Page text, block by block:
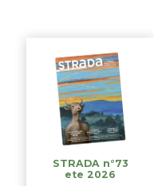
STRADA n°73
ete 2026